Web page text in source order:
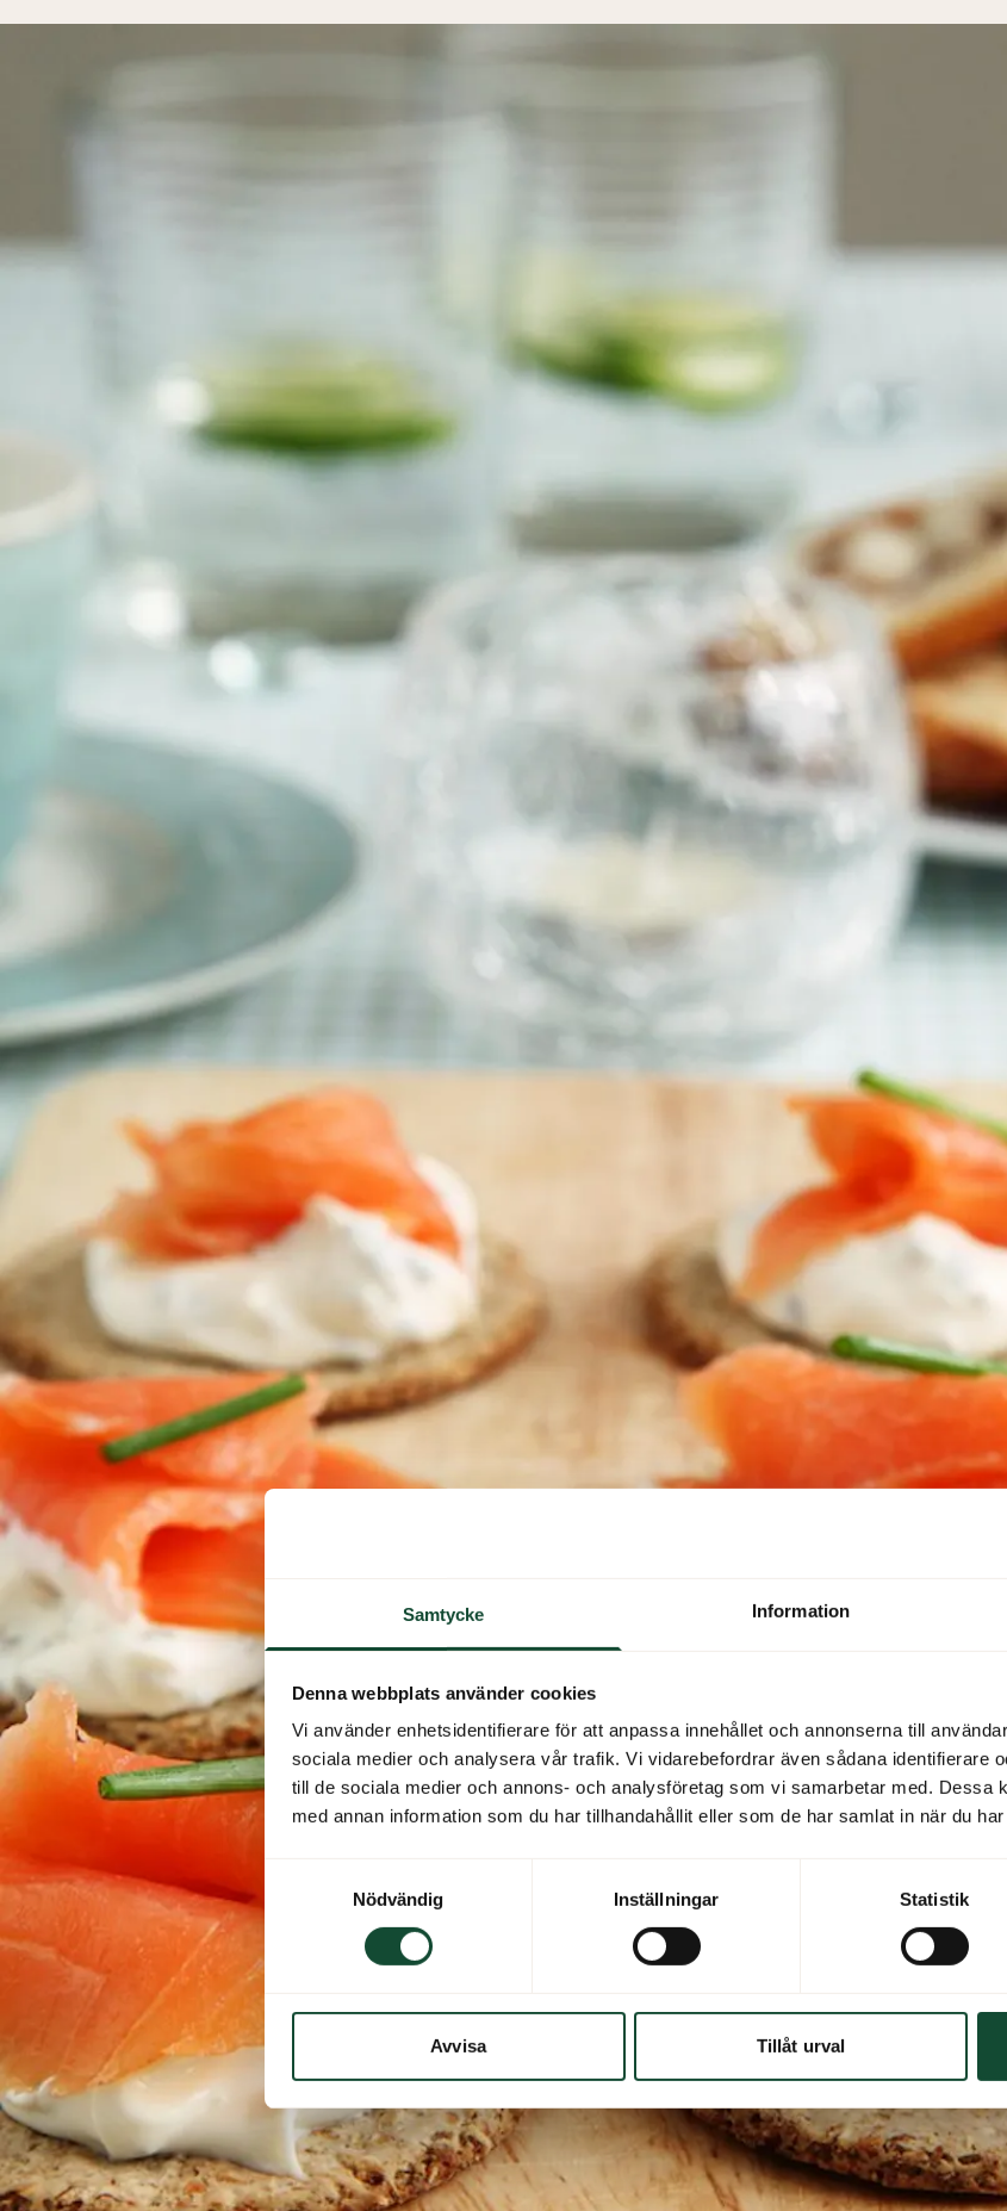
Samtycke Information
Denna webbplats använder cookies
Vi använder enhetsidentifierare för att anpassa innehållet och annonserna till
sociala medier och analysera vår trafik. Vi vidarebefordrar även sådana identifierare
till de sociala medier och annons- och analysföretag som vi samarbetar med. Dessa
med annan information som du har tillhandahållit eller som de har samlat in när du
Nödvändig
Inställningar Statistik
Avvisa Tillåt urval